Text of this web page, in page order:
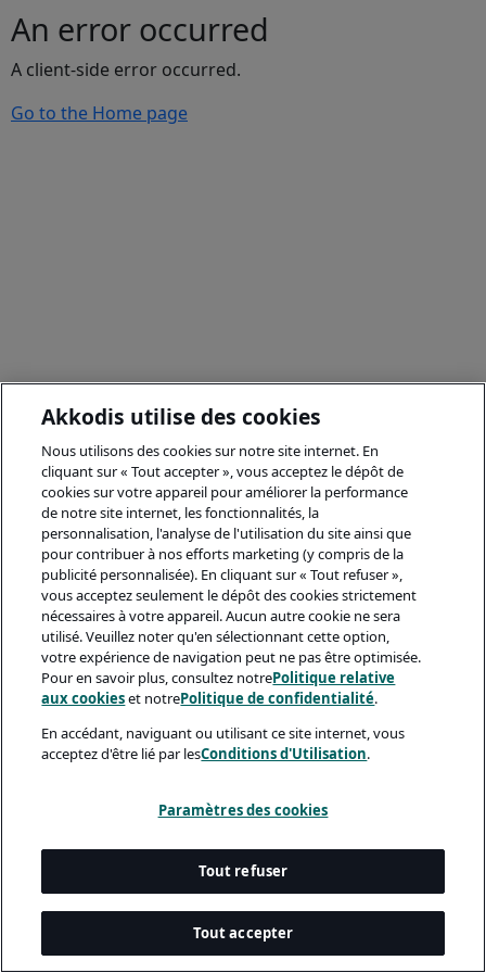
An error occurred
A client-side error occurred.
Go to the Home page
Akkodis utilise des cookies
Nous utilisons des cookies sur notre site internet. En
cliquant sur « Tout accepter », vous acceptez le dépôt de
cookies sur votre appareil pour améliorer la performance
de notre site internet, les fonctionnalités, la
personnalisation, l'analyse de l'utilisation du site ainsi que
pour contribuer à nos efforts marketing (y compris de la
publicité personnalisée). En cliquant sur « Tout refuser »,
vous acceptez seulement le dépôt des cookies strictement
nécessaires à votre appareil. Aucun autre cookie ne sera
utilisé. Veuillez noter qu'en sélectionnant cette option,
votre expérience de navigation peut ne pas être optimisée.
Pour en savoir plus, consultez notrePolitique relative
aux cookieset notrePolitique de confidentialité.
En accédant, naviguant ou utilisant ce site internet, vous
acceptez d'être lié par lesConditions d'Utilisation.
Paramètres des cookies
Tout refuser
Tout accepter